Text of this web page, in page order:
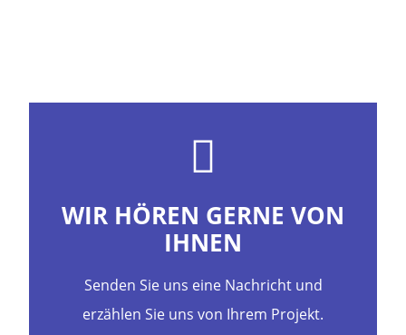
WIR HÖREN GERNE VON
IHNEN
Senden Sie uns eine Nachricht und
erzählen Sie uns von Ihrem Projekt.